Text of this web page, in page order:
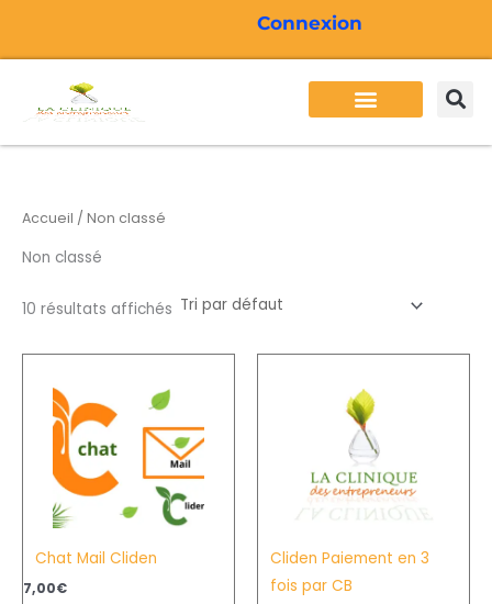
Connexion
Accueil / Non classé
Non classé
10 résultats affichés
Chat Mail Cliden
7,00€
Cliden Paiement en 3
fois par CB